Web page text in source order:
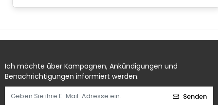
Ich möchte über Kampagnen, Ankündigungen und
Benachrichtigungen informiert werden.
Senden